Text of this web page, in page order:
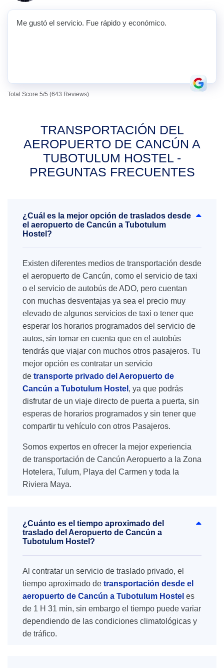
Me gustó el servicio. Fue rápido y económico.
Total Score 5/5 (643 Reviews)
TRANSPORTACIÓN DEL
AEROPUERTO DE CANCÚN A
TUBOTULUM HOSTEL -
PREGUNTAS FRECUENTES
¿Cuál es la mejor opción de traslados desde
el aeropuerto de Cancún a Tubotulum
Hostel?
Existen diferentes medios de transportación desde
el aeropuerto de Cancún, como el servicio de taxi
o el servicio de autobús de ADO, pero cuentan
con muchas desventajas ya sea el precio muy
elevado de algunos servicios de taxi o tener que
esperar los horarios programados del servicio de
autos, sin tomar en cuenta que en el autobús
tendrás que viajar con muchos otros pasajeros. Tu
mejor opción es contratar un servicio
de transporte privado del Aeropuerto de
Cancún a Tubotulum Hostel , ya que podrás
disfrutar de un viaje directo de puerta a puerta, sin
esperas de horarios programados y sin tener que
compartir tu vehículo con otros Pasajeros.
Somos expertos en ofrecer la mejor experiencia
de transportación de Cancún Aeropuerto a la Zona
Hotelera, Tulum, Playa del Carmen y toda la
Riviera Maya.
¿Cuánto es el tiempo aproximado del
traslado del Aeropuerto de Cancún a
Tubotulum Hostel?
Al contratar un servicio de traslado privado, el
tiempo aproximado de transportación desde el
aeropuerto de Cancún a Tubotulum Hostel es
de 1 H 31 min, sin embargo el tiempo puede variar
dependiendo de las condiciones climatológicas y
de tráfico.